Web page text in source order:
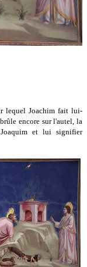
lequel Joachim fait lui-
encore sur l'autel, la
et lui signifier